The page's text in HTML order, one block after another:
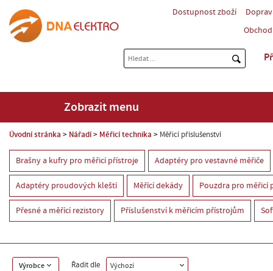
Dostupnost zboží
Zobrazit menu
Úvodní stránka Nářadí Měřicí technika Měřicí příslušenství
Brašny a kufry pro měřicí přístroje Adaptéry pro vestavné měřiče
Adaptéry proudových kleští Měřící dekády Pouzdra pro měřicí
Přesné a měřící rezistory Příslušenství k měřicím přístrojům
Výrobce Řadit dle Výchozí